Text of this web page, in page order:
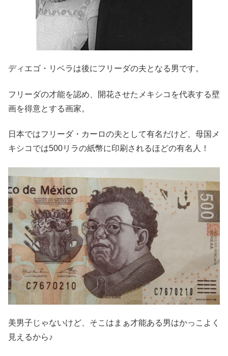
ディエゴ・リベラは後にフリーダの夫となる男です。
フリーダの才能を認め、開花させたメキシコを代表する壁
画を得意とする画家。
日本ではフリーダ・カーロの夫として有名だけど、母国メ
キシコでは500リラの紙幣に印刷されるほどの有名人！
美男子じゃないけど、そこはまぁ才能ある男はかっこよく
見えるから♪